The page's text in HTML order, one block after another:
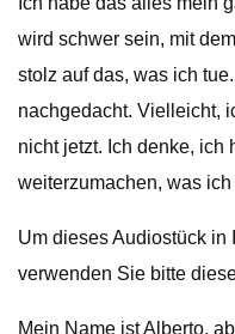
wird schwer sein, mit
stolz auf das, was ich
nachgedacht. Vielleicht,
nicht jetzt. Ich denke, ich
weiterzumachen, was
Um dieses Audiostück in
verwenden Sie bitte
Mein Name ist Alberto,